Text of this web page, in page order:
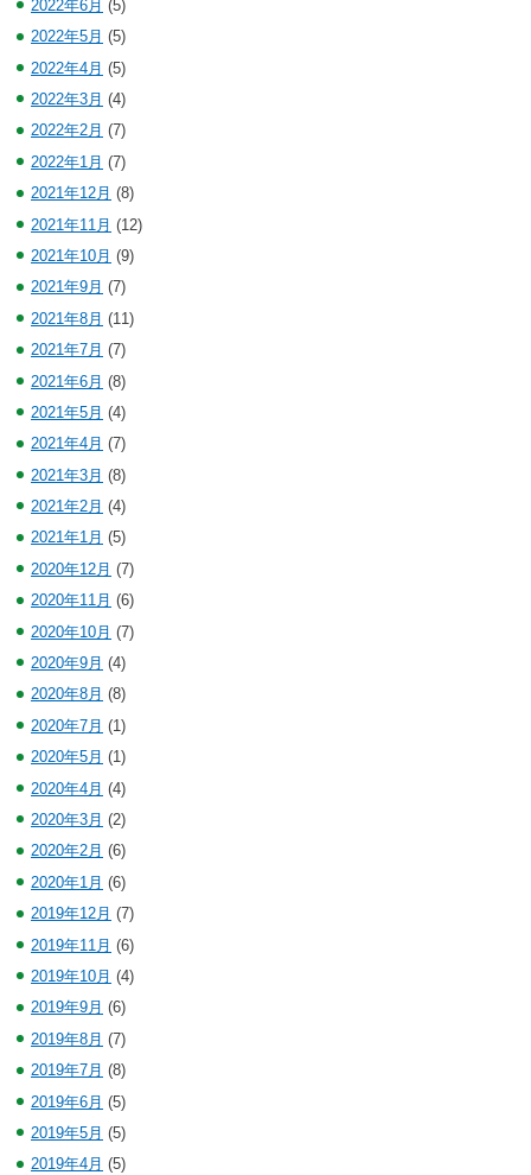
2022年6月 (5)
2022年5月 (5)
2022年4月 (5)
2022年3月 (4)
2022年2月 (7)
2022年1月 (7)
2021年12月 (8)
2021年11月 (12)
2021年10月 (9)
2021年9月 (7)
2021年8月 (11)
2021年7月 (7)
2021年6月 (8)
2021年5月 (4)
2021年4月 (7)
2021年3月 (8)
2021年2月 (4)
2021年1月 (5)
2020年12月 (7)
2020年11月 (6)
2020年10月 (7)
2020年9月 (4)
2020年8月 (8)
2020年7月 (1)
2020年5月 (1)
2020年4月 (4)
2020年3月 (2)
2020年2月 (6)
2020年1月 (6)
2019年12月 (7)
2019年11月 (6)
2019年10月 (4)
2019年9月 (6)
2019年8月 (7)
2019年7月 (8)
2019年6月 (5)
2019年5月 (5)
2019年4月 (5)